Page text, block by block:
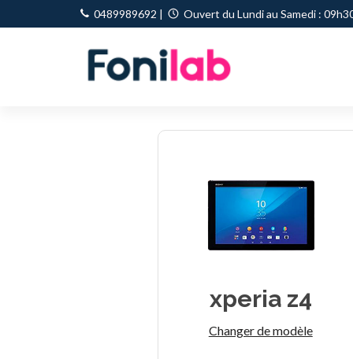
0489989692 | Ouvert du Lundi au Samedi :
xperia z4
Changer de modèle